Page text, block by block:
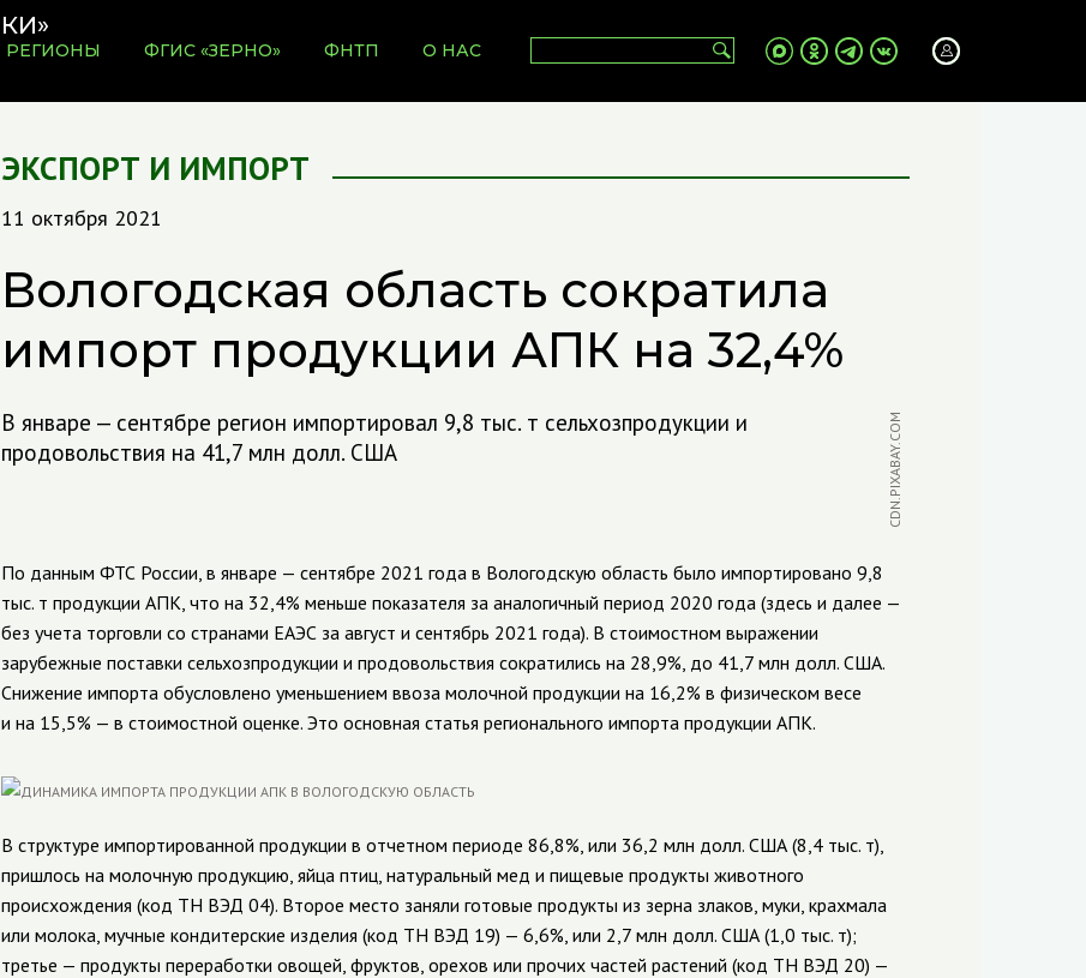
РЕГИОНЫ ФГИС «ЗЕРНО» ФНТП О НАС
ЭКСПОРТ И ИМПОРТ
11 октября 2021
Вологодская область сократила
импорт продукции АПК на 32,4%
В январе — сентябре регион импортировал 9,8 тыс. т сельхозпродукции и
продовольствия на 41,7 млн долл. США
CDN.PIXABAY.COM
По данным ФТС России, в январе — сентябре 2021 года в Вологодскую область было импортировано 9,8
тыс. т продукции АПК, что на 32,4% меньше показателя за аналогичный период 2020 года (здесь и далее —
без учета торговли со странами ЕАЭС за август и сентябрь 2021 года). В стоимостном выражении
зарубежные поставки сельхозпродукции и продовольствия сократились на 28,9%, до 41,7 млн долл. США.
Снижение импорта обусловлено уменьшением ввоза молочной продукции на 16,2% в физическом весе
и на 15,5% — в стоимостной оценке. Это основная статья регионального импорта продукции АПК.
В структуре импортированной продукции в отчетном периоде 86,8%, или 36,2 млн долл. США (8,4 тыс. т),
пришлось на молочную продукцию, яйца птиц, натуральный мед и пищевые продукты животного
происхождения (код ТН ВЭД 04). Второе место заняли готовые продукты из зерна злаков, муки, крахмала
или молока, мучные кондитерские изделия (код ТН ВЭД 19) — 6,6%, или 2,7 млн долл. США (1,0 тыс. т);
третье — продукты переработки овощей, фруктов, орехов или прочих частей растений (код ТН ВЭД 20) —